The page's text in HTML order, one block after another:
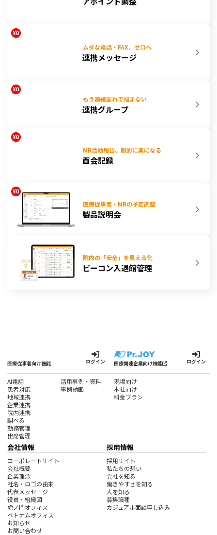
ムダな電話・FAX、ゼロへ
連携メッセージ
もう連絡漏れで悩まない
連携グループ
MR活動報告、劇的に楽になる
面会記録
医療従事者・MRの予定調整
製品説明会
院内の「安全」を見える化
ビーコン入退館管理
医療従事者向け機能 ログイン
AI電話
患者対応
地域連携
企業連携
院内連携
調べる
勤務管理
出席管理
活用事例・資料
事例動画
医療関連企業向け機能 ログイン
現場向け
本社向け
料金プラン
会社情報
コーポレートサイト
会社概要
企業理念
社名・ロゴの由来
代表メッセージ
役員・組織図
虎ノ門オフィス
ベトナムオフィス
お知らせ
お問い合わせ
採用情報
採用サイト
私たちの想い
会社を知る
働きやすさを知る
人を知る
募集職種
カジュアル面談申し込み